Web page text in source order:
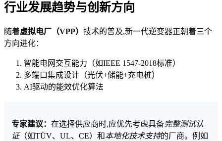
行业发展趋势与创新方向
随着虚拟电厂（VPP） 技术的普及,新一代逆变器正朝着三个
方向进化：
智能电网交互能力（如IEEE 1547-2018标准）
多端口集成设计（光伏+储能+充电桩）
AI驱动的能效优化算法
专家建议： 在选择供应商时,应优先考虑具备完整测试认
证（如TÜV、UL、CE）和本地化技术支持的厂商。例如